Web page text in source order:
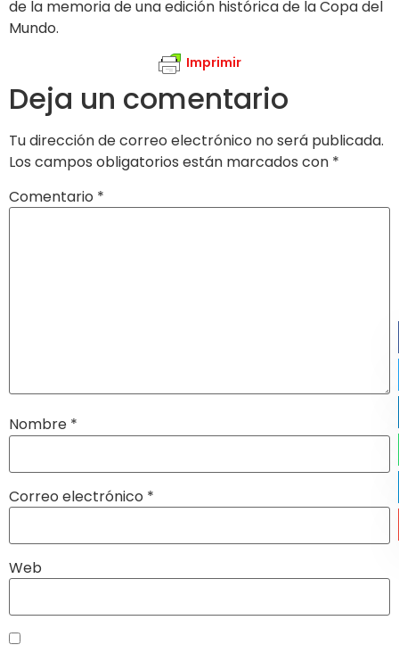
de la memoria de una edición histórica de la Copa del
Mundo.
Imprimir
Deja un comentario
Tu dirección de correo electrónico no será publicada.
Los campos obligatorios están marcados con *
Comentario *
Nombre *
Correo electrónico *
Web